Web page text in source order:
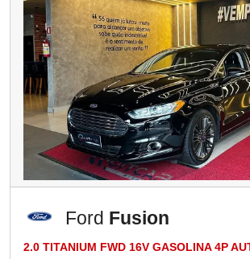
Ford Fusion
2.0 TITANIUM FWD 16V GASOLINA 4P